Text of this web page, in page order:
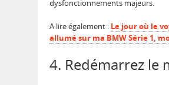
dysfonctionnements majeurs.
A lire également : Le jour où le
allumé sur ma BMW Série 1,
4. Redémarrez le